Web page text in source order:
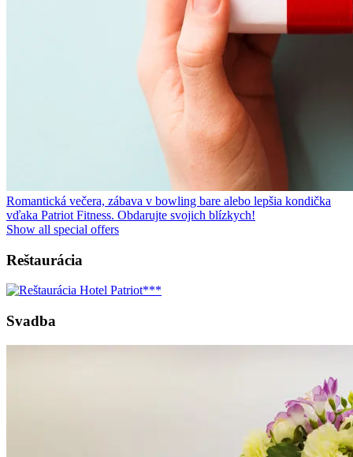
Romantická večera, zábava v bowling bare alebo lepšia kondička
vďaka Patriot Fitness. Obdarujte svojich blízkych!
Show all special offers
Reštaurácia
Svadba